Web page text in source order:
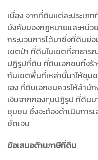
เนื่อง จากที่ดินแต่ละประเภ
บังคับของกฎหมายและหน่ว
กระบวนการได้มาซึ่งที่ดินย่
เขตป่า ที่ดินในเขตที่สาธา
ปฏิรูปที่ดิน ที่ดินเอกชนทิ้งร้
กันเขตพื้นที่เหล่านี้มาให้ชุม
เอง ที่ดินเอกชนควรให้สำนั
เงินจากกองทุนปฏิรูป ที่ดินม
ชุมชน ซึ่งจะต้องดำเนินการ
ชัดเจน
ข้อเสนอด้านภาษีที่ดิน